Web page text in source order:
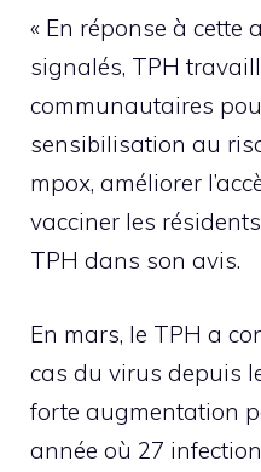
« En réponse à cette
signalés, TPH
communautaires
sensibilisation au
mpox, améliorer
vacciner les
TPH dans son avis.
En mars, le TPH a
cas du virus depuis
forte augmentation
année où 27